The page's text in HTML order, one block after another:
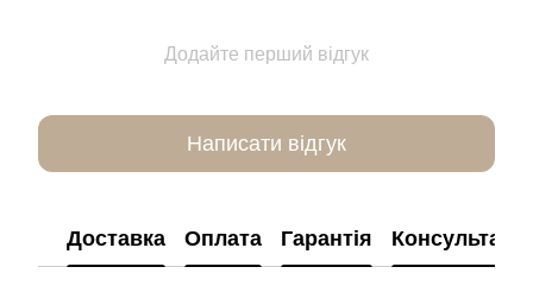
Додайте перший відгук
Написати відгук
Доставка Оплата Гарантія Консультація